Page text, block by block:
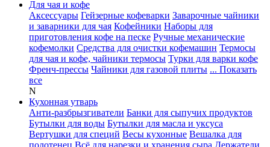
Для чая и кофе
Аксессуары Гейзерные кофеварки Заварочные чайники
и заварники для чая Кофейники Наборы для
приготовления кофе на песке Ручные механические
кофемолки Средства для очистки кофемашин Термосы
для чая и кофе, чайники термосы Турки для варки кофе
Френч-прессы Чайники для газовой плиты ... Показать
все
N
Кухонная утварь
Анти-разбрызгиватели Банки для сыпучих продуктов
Бутылки для воды Бутылки для масла и уксуса
Вертушки для специй Весы кухонные Вешалка для
полотенец Всё для нарезки и хранения сыра Держатели